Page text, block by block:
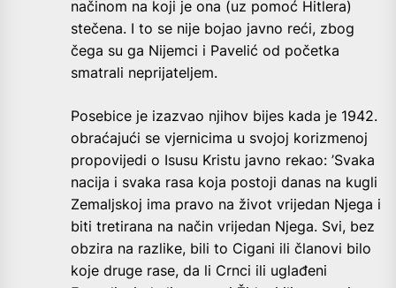
načinom na koji je ona (uz pomoć Hitlera)
stečena. I to se nije bojao javno reći, zbog
čega su ga Nijemci i Pavelić od početka
smatrali neprijateljem.
Posebice je izazvao njihov bijes kada je 1942.
obraćajući se vjernicima u svojoj korizmenoj
propovijedi o Isusu Kristu javno rekao: ’Svaka
nacija i svaka rasa koja postoji danas na kugli
Zemaljskoj ima pravo na život vrijedan Njega i
biti tretirana na način vrijedan Njega. Svi, bez
obzira na razlike, bili to Cigani ili članovi bilo
koje druge rase, da li Crnci ili uglađeni